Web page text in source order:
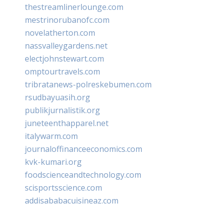
thestreamlinerlounge.com
mestrinorubanofc.com
novelatherton.com
nassvalleygardens.net
electjohnstewart.com
omptourtravels.com
tribratanews-polreskebumen.com
rsudbayuasih.org
publikjurnalistik.org
juneteenthapparel.net
italywarm.com
journaloffinanceeconomics.com
kvk-kumari.org
foodscienceandtechnology.com
scisportsscience.com
addisababacuisineaz.com